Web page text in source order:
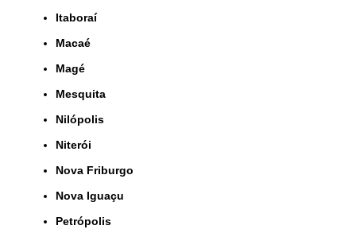
Itaboraí
Macaé
Magé
Mesquita
Nilópolis
Niterói
Nova Friburgo
Nova Iguaçu
Petrópolis